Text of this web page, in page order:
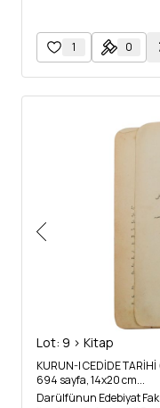
1 0
Lot: 9 > Kitap
KURUN-I CEDİDE
694 sayfa, 14x20 cm...
Darülfünun Edebiyat